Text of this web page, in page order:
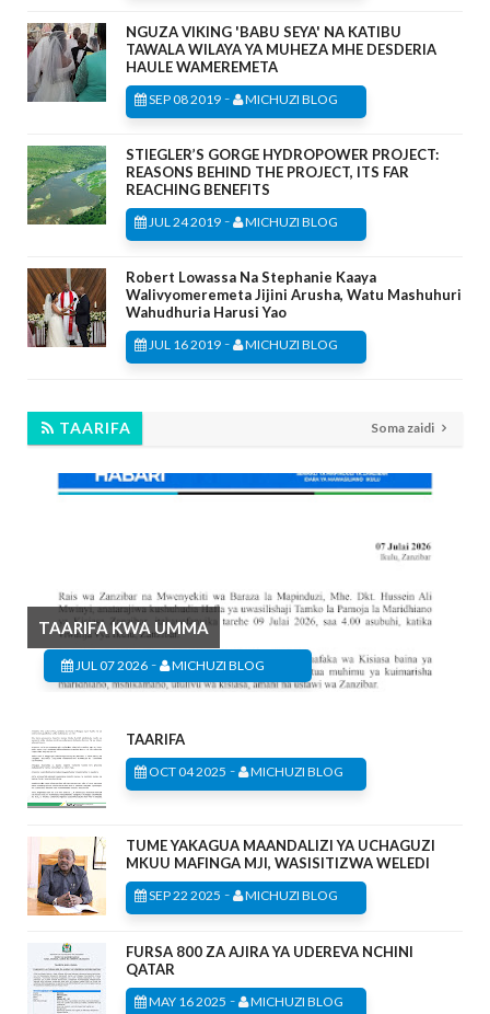
NGUZA VIKING 'BABU SEYA' NA KATIBU
TAWALA WILAYA YA MUHEZA MHE DESDERIA
HAULE WAMEREMETA
SEP 08 2019 - MICHUZI BLOG
STIEGLER’S GORGE HYDROPOWER PROJECT:
REASONS BEHIND THE PROJECT, ITS FAR
REACHING BENEFITS
JUL 24 2019 - MICHUZI BLOG
Robert Lowassa Na Stephanie Kaaya
Walivyomeremeta Jijini Arusha, Watu Mashuhuri
Wahudhuria Harusi Yao
JUL 16 2019 - MICHUZI BLOG
TAARIFA Soma zaidi
TAARIFA KWA UMMA
JUL 07 2026 - MICHUZI BLOG
TAARIFA
OCT 04 2025 - MICHUZI BLOG
TUME YAKAGUA MAANDALIZI YA UCHAGUZI
MKUU MAFINGA MJI, WASISITIZWA WELEDI
SEP 22 2025 - MICHUZI BLOG
FURSA 800 ZA AJIRA YA UDEREVA NCHINI
QATAR
MAY 16 2025 - MICHUZI BLOG